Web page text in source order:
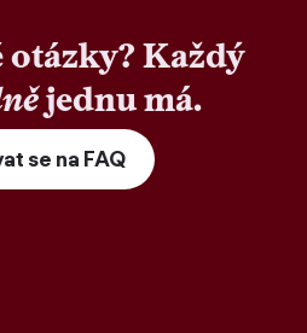
otázky? Každý
jednu má.
se na FAQ